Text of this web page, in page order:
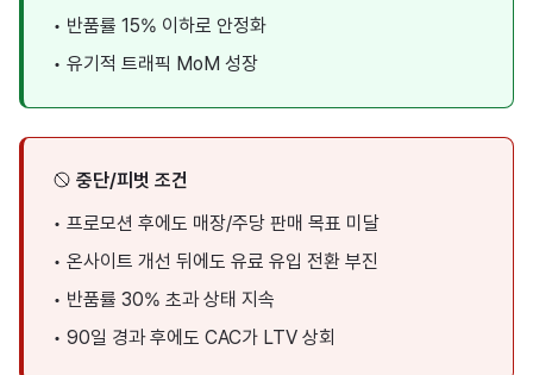
• 반품률 15% 이하로 안정화
• 유기적 트래픽 MoM 성장
중단/피벗 조건
• 프로모션 후에도 매장/주당 판매 목표 미달
• 온사이트 개선 뒤에도 유료 유입 전환 부진
• 반품률 30% 초과 상태 지속
• 90일 경과 후에도 CAC가 LTV 상회